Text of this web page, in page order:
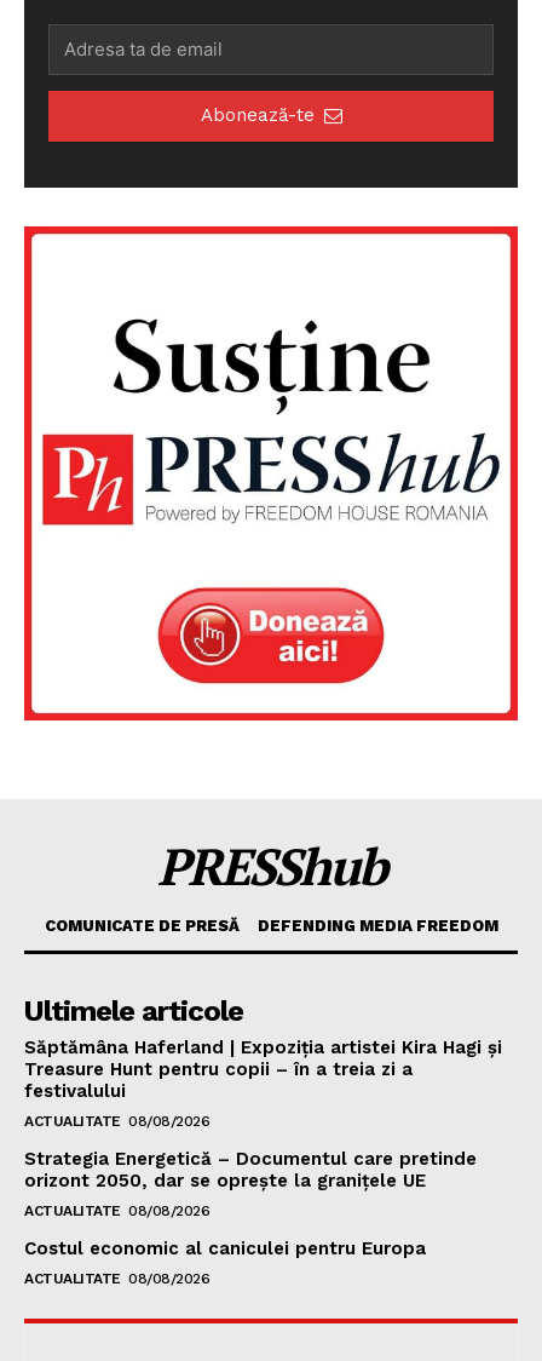
Abonează-te
PRESShub
COMUNICATE DE PRESĂ DEFENDING MEDIA FREEDOM
Ultimele articole
Săptămâna Haferland | Expoziţia artistei Kira Hagi şi
Treasure Hunt pentru copii – în a treia zi a
festivalului
ACTUALITATE 08/08/2026
Strategia Energetică – Documentul care pretinde
orizont 2050, dar se oprește la granițele UE
ACTUALITATE 08/08/2026
Costul economic al caniculei pentru Europa
ACTUALITATE 08/08/2026